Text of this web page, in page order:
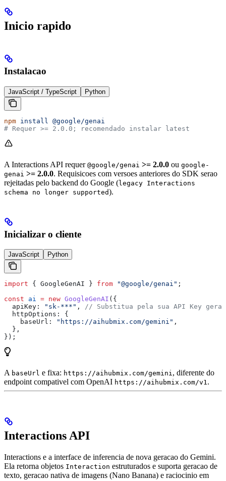
Inicio rapido
Instalacao
JavaScript / TypeScript Python
npm install
@google/genai
# Requer >= 2.0.0; recomendado instalar latest
A Interactions API requer @google/genai >= 2.0.0 ou google-
genai >= 2.0.0. Requisicoes com versoes anteriores do SDK serao
rejeitadas pelo backend do Google (legacy Interactions
schema no longer supported).
Inicializar o cliente
JavaScript Python
import { GoogleGenAI } from "@google/genai" ;
const ai = new GoogleGenAI ({
  apiKey:
"sk-***" , // Substitua pela sua API Key
  httpOptions:
{
    baseUrl:
"https://aihubmix.com/gemini" ,
  },
});
A baseUrl e fixa: https://aihubmix.com/gemini, diferente do
endpoint compativel com OpenAI https://aihubmix.com/v1.
Interactions API
Interactions e a interface de inferencia de nova geracao do Gemini.
Ela retorna objetos Interaction estruturados e suporta geracao de
texto, geracao nativa de imagens (Nano Banana) e raciocinio em